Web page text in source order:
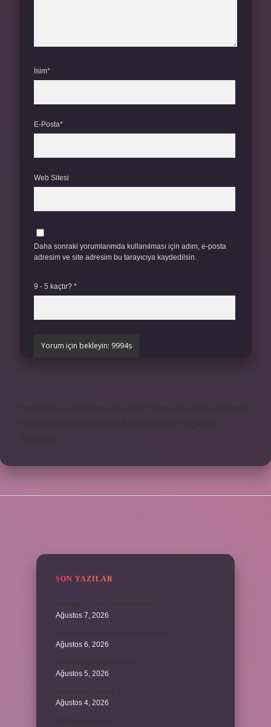
İsim*
E-Posta*
Web Sitesi
Daha sonraki yorumlarımda kullanılması için adım, e-posta
adresim ve site adresim bu tarayıcıya kaydedilsin.
9 - 5 kaçtır? *
SON YAZILAR
Ağustos 7, 2026
Ağustos 6, 2026
Ağustos 5, 2026
Ağustos 4, 2026